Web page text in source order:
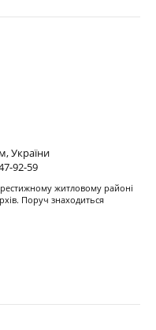
України
92-59
житловому районі
Поруч знаходиться